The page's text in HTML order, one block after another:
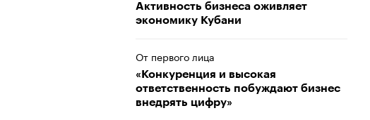
Активность бизнеса оживляет
экономику Кубани
От первого лица
«Конкуренция и высокая
ответственность побуждают бизнес
внедрять цифру»